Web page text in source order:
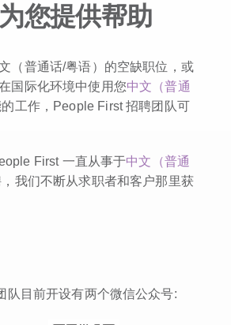
您提供帮助
（普通话/粤语）的空缺职位，或
国际化环境中使用您中文（普通
工作，People First 招聘团队可
First 一直从事于中文（普通
我们不断从求职者和客户那里获
队目前开设有两个微信公众号: